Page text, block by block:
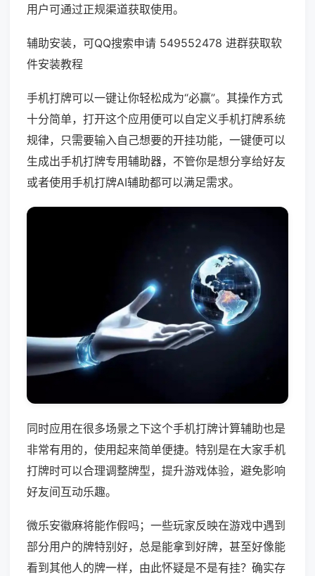
用户可通过正规渠道获取使用。
辅助安装，可QQ搜索申请 549552478 进群获取软
件安装教程
手机打牌可以一键让你轻松成为“必赢”。其操作方式
十分简单，打开这个应用便可以自定义手机打牌系统
规律，只需要输入自己想要的开挂功能，一键便可以
生成出手机打牌专用辅助器，不管你是想分享给好友
或者使用手机打牌AI辅助都可以满足需求。
同时应用在很多场景之下这个手机打牌计算辅助也是
非常有用的，使用起来简单便捷。特别是在大家手机
打牌时可以合理调整牌型，提升游戏体验，避免影响
好友间互动乐趣。
微乐安徽麻将能作假吗；一些玩家反映在游戏中遇到
部分用户的牌特别好，总是能拿到好牌，甚至好像能
看到其他人的牌一样，由此怀疑是不是有挂？确实存